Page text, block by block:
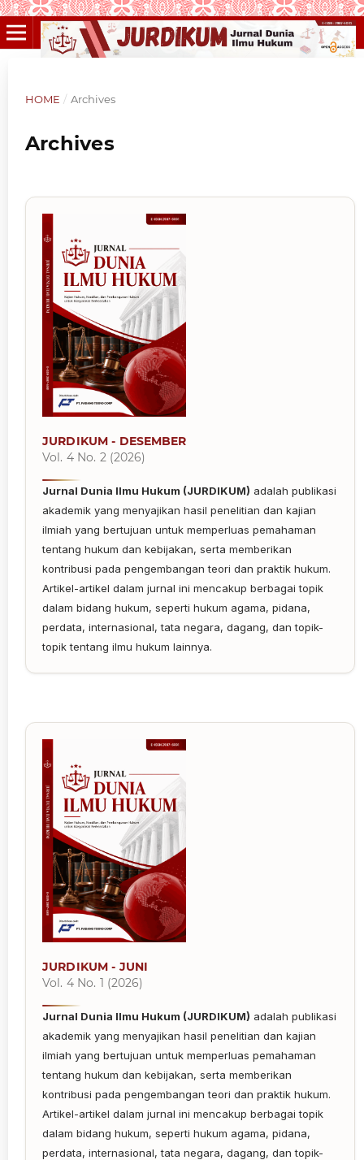
HOME / Archives
Archives
JURDIKUM - DESEMBER
Vol. 4 No. 2 (2026)
Jurnal Dunia Ilmu Hukum (JURDIKUM) adalah publikasi
akademik yang menyajikan hasil penelitian dan kajian
ilmiah yang bertujuan untuk memperluas pemahaman
tentang hukum dan kebijakan, serta memberikan
kontribusi pada pengembangan teori dan praktik hukum.
Artikel-artikel dalam jurnal ini mencakup berbagai topik
dalam bidang hukum, seperti hukum agama, pidana,
perdata, internasional, tata negara, dagang, dan topik-
topik tentang ilmu hukum lainnya.
JURDIKUM - JUNI
Vol. 4 No. 1 (2026)
Jurnal Dunia Ilmu Hukum (JURDIKUM) adalah publikasi
akademik yang menyajikan hasil penelitian dan kajian
ilmiah yang bertujuan untuk memperluas pemahaman
tentang hukum dan kebijakan, serta memberikan
kontribusi pada pengembangan teori dan praktik hukum.
Artikel-artikel dalam jurnal ini mencakup berbagai topik
dalam bidang hukum, seperti hukum agama, pidana,
perdata, internasional, tata negara, dagang, dan topik-